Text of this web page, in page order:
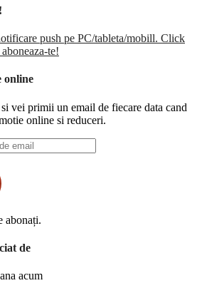
push pe PC/tableta/mobill. Click
te!
online
vei primii un email de fiecare data cand
online si reduceri.
abonați.
de
acum